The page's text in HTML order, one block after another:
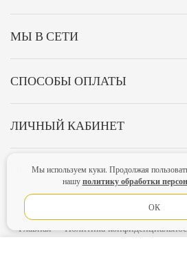
МЫ В СЕТИ
СПОСОБЫ ОПЛАТЫ
ЛИЧНЫЙ КАБИНЕТ
ОСТАВАЙТЕСЬ НА СВЯЗИ!
Главная Политика
Мы используем куки. Продолжая
нашуполитику обработки
ОК